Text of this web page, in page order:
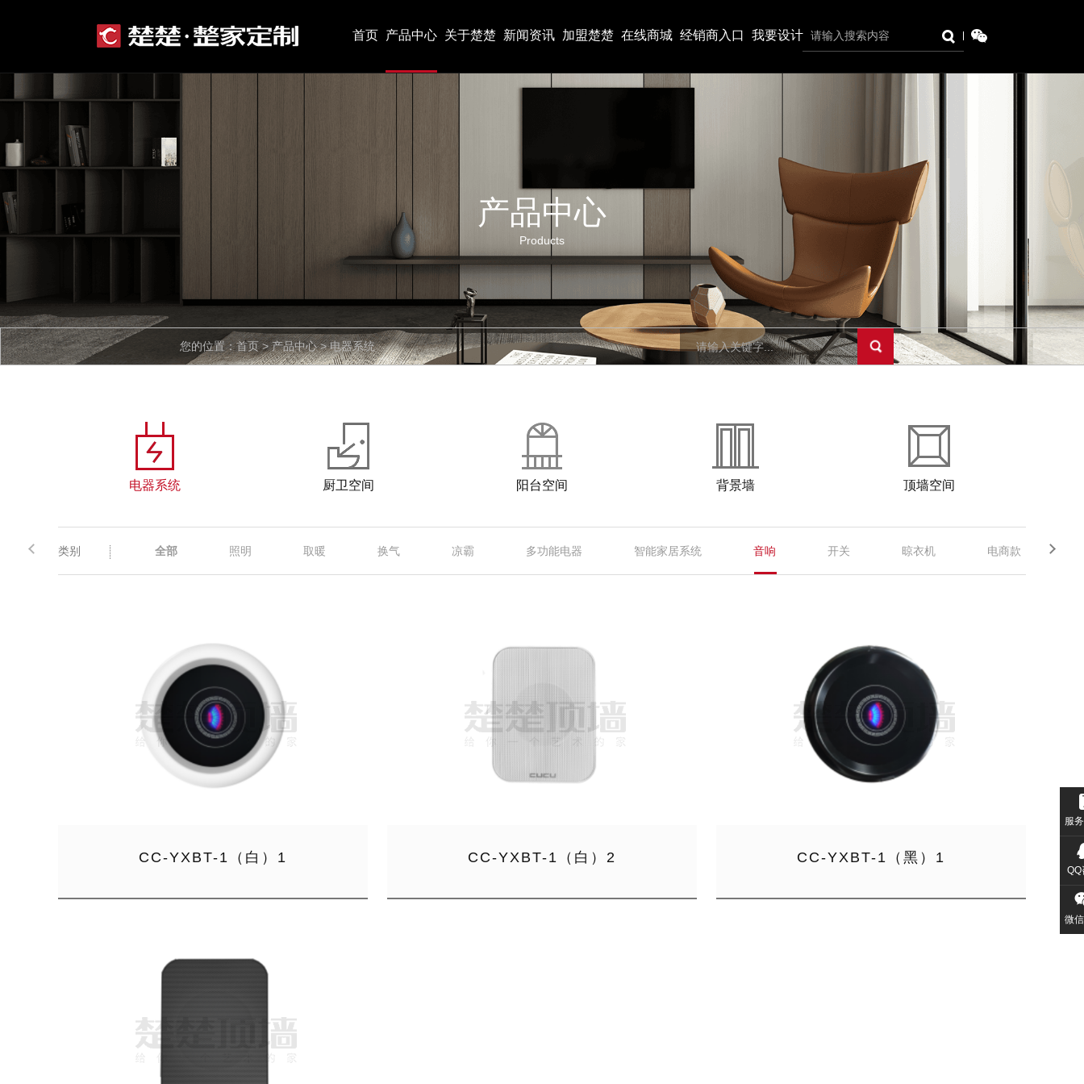
首页 产品中心 关于楚楚 新闻资讯 加盟楚楚 在线商城 经销商入口 我要设计
服
QQ
微
产品中心
Products
您的位置：首页 > 产品中心 > 电器系统
电器系统 厨卫空间 阳台空间 背景墙 顶墙空间
类别 全部 照明 取暖 换气 凉霸 多功能电器 智能家居系统 音响 开关 晾衣机 电商款
CC-YXBT-1（白）1 CC-YXBT-1（白）2 CC-YXBT-1（黑）1